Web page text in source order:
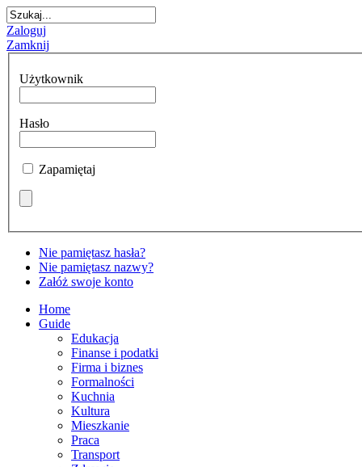
Zaloguj
Zamknij
Użytkownik
Hasło
Zapamiętaj
Nie pamiętasz hasła?
Nie pamiętasz nazwy?
Załóż swoje konto
Home
Guide
Edukacja
Finanse i podatki
Firma i biznes
Formalności
Kuchnia
Kultura
Mieszkanie
Praca
Transport